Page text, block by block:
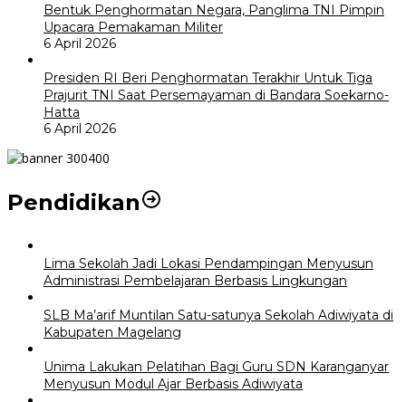
Bentuk Penghormatan Negara, Panglima TNI Pimpin
Upacara Pemakaman Militer
6 April 2026
Presiden RI Beri Penghormatan Terakhir Untuk Tiga
Prajurit TNI Saat Persemayaman di Bandara Soekarno-
Hatta
6 April 2026
Pendidikan
Lima Sekolah Jadi Lokasi Pendampingan Menyusun
Administrasi Pembelajaran Berbasis Lingkungan
SLB Ma’arif Muntilan Satu-satunya Sekolah Adiwiyata di
Kabupaten Magelang
Unima Lakukan Pelatihan Bagi Guru SDN Karanganyar
Menyusun Modul Ajar Berbasis Adiwiyata